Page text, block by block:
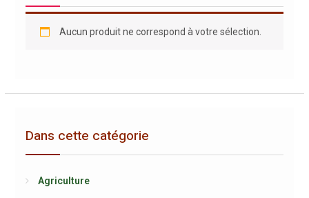
Aucun produit ne correspond à votre sélection.
Dans cette catégorie
Agriculture